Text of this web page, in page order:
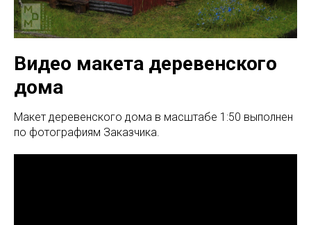
Видео макета деревенского
дома
Макет деревенского дома в масштабе 1:50 выполнен
по фотографиям Заказчика.